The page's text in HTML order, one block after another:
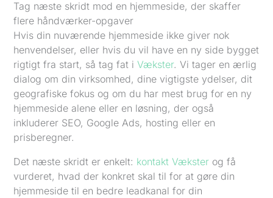
Tag næste skridt mod en hjemmeside, der skaffer
flere håndværker-opgaver
Hvis din nuværende hjemmeside ikke giver nok
henvendelser, eller hvis du vil have en ny side bygget
rigtigt fra start, så tag fat iVækster. Vi tager en ærlig
dialog om din virksomhed, dine vigtigste ydelser, dit
geografiske fokus og om du har mest brug for en ny
hjemmeside alene eller en løsning, der også
inkluderer SEO, Google Ads, hosting eller en
prisberegner.
Det næste skridt er enkelt: kontakt Vækster og få
vurderet, hvad der konkret skal til for at gøre din
hjemmeside til en bedre leadkanal for din